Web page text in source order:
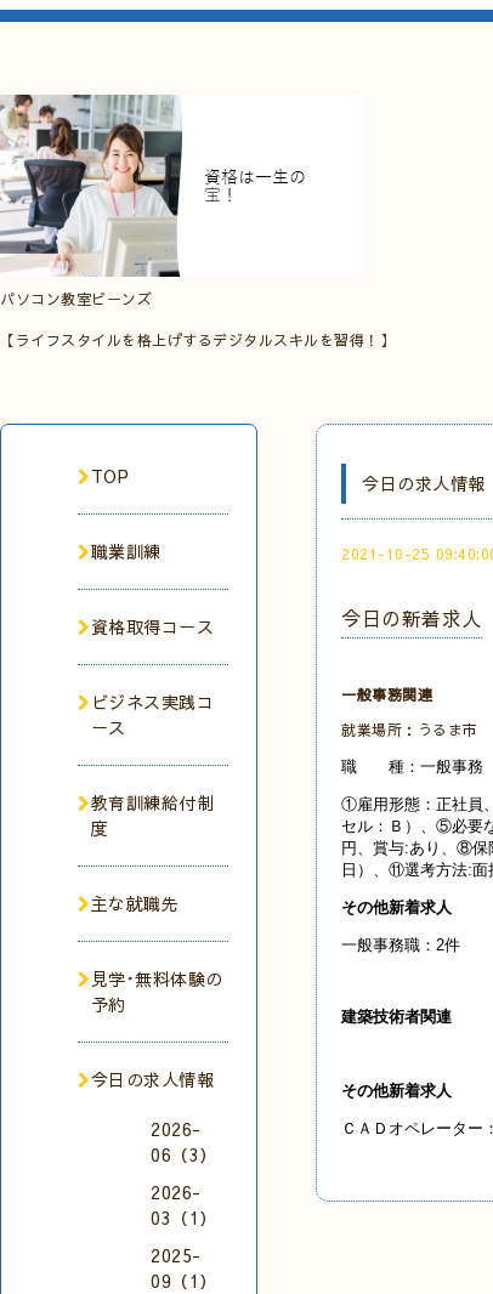
パソコン教室ビーンズ
【ライフスタイルを格上げするデジタルスキルを習得！】
今日の求人情報
2021-10-25
今日の新着求人
一般事務関連
就業場所：うるま市
職 種：一般事務
①雇用形態：正社員
セル：Ｂ）、⑤必要
円、賞与:あり、⑧
日）、⑪選考方法:面
その他新着求人
一般事務職：2件
建築技術者関連
その他新着求人
ＣＡＤオペレーター
TOP
職業訓練
資格取得コース
ビジネス実践コ
ース
教育訓練給付制
度
主な就職先
見学･無料体験の
予約
今日の求人情報
2026-
06（3）
2026-
03（1）
2025-
09（1）